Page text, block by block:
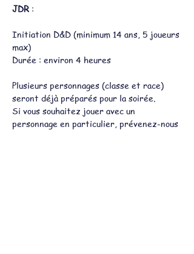
JDR :
Initiation D&D (minimum 14 ans, 5 joueurs
max)
Durée : environ 4 heures
Plusieurs personnages (classe et race)
seront déjà préparés pour la soirée.
Si vous souhaitez jouer avec un
personnage en particulier, prévenez-nous